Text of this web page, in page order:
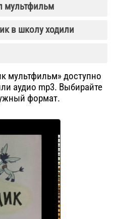
мультфильм
в школу ходили
мультфильм» доступно
аудио mp3. Выбирайте
формат.